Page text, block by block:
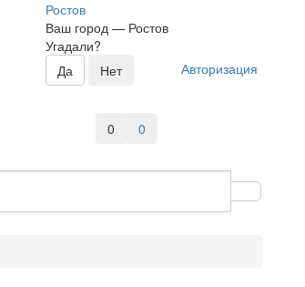
Ростов
Ваш город — Ростов
Угадали?
Авторизация
0 0